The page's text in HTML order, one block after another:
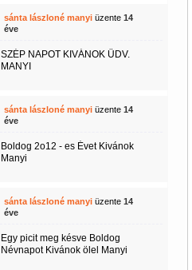
sánta lászloné manyiüzente 14
éve
SZÉP NAPOT KIVÁNOK ÜDV.
MANYI
sánta lászloné manyiüzente 14
éve
Boldog 2o12 - es Évet Kivánok
Manyi
sánta lászloné manyiüzente 14
éve
Egy picit meg késve Boldog
Névnapot Kivánok ölel Manyi